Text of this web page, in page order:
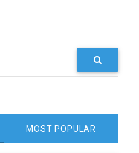
MOST POPULAR